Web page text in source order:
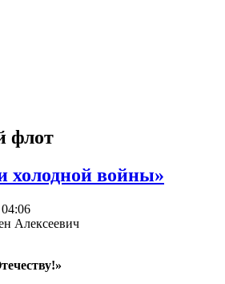
флот
холодной войны»
Алексеевич